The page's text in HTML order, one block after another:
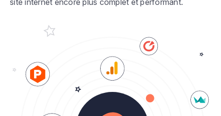
site internet encore plus complet et performant.